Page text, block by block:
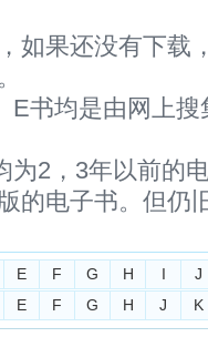
如果还没有下载
E书均是由网上
为2，3年以前的
的电子书。但仍
E F G H I
J
E F G H J K